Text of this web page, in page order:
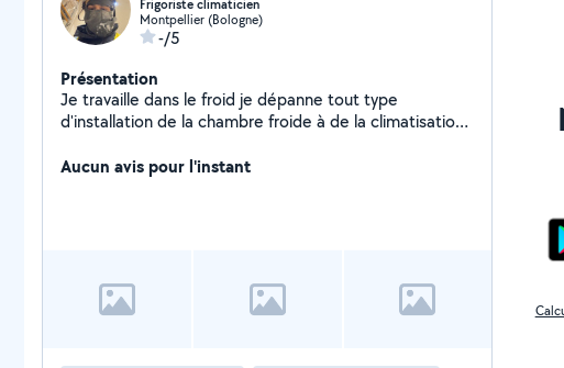
Frigoriste climaticien
Montpellier (Bologne)
-/5
Présentation
Je travaille dans le froid je dépanne tout type
d'installation de la chambre froide à de la climatisation ,
contacter .
Aucun avis pour l'instant